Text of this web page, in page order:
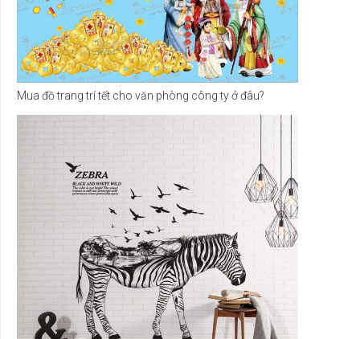
Mua đồ trang trí tết cho văn phòng công ty ở đâu?